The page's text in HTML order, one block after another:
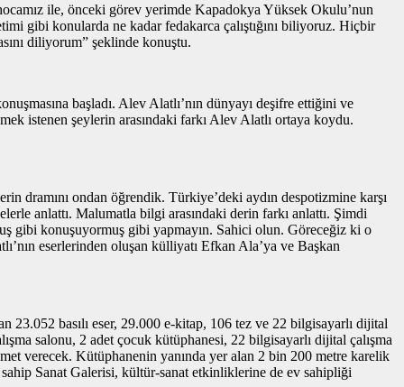
ile, önceki görev yerimde Kapadokya Yüksek Okulu’nun
gibi konularda ne kadar fedakarca çalıştığını biliyoruz. Hiçbir
diliyorum” şeklinde konuştu.
başladı. Alev Alatlı’nın dünyayı deşifre ettiğini ve
istenen şeylerin arasındaki farkı Alev Alatlı ortaya koydu.
dramını ondan öğrendik. Türkiye’deki aydın despotizmine karşı
anlattı. Malumatla bilgi arasındaki derin farkı anlattı. Şimdi
gibi konuşuyormuş gibi yapmayın. Sahici olun. Göreceğiz ki o
eserlerinden oluşan külliyatı Efkan Ala’ya ve Başkan
23.052 basılı eser, 29.000 e-kitap, 106 tez ve 22 bilgisayarlı dijital
salonu, 2 adet çocuk kütüphanesi, 22 bilgisayarlı dijital çalışma
verecek. Kütüphanenin yanında yer alan 2 bin 200 metre karelik
sahip Sanat Galerisi, kültür-sanat etkinliklerine de ev sahipliği